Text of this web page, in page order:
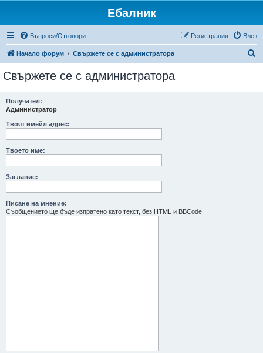
Ебалник
Въпроси/Отговори Влез
Регистрация
Начало форум Свържете се с администратора
Свържете се с администратора
Получател:
Администратор
Твоят имейл адрес:
Твоето име:
Заглавие:
Писане на мнение:
Съобщението ще бъде изпратено като текст, без HTML и BBCode.